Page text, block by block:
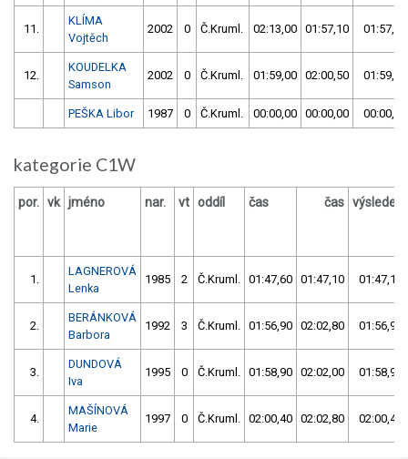
11.
KLÍMA
Vojtěch
2002 0 Č.Kruml. 02:13,00 01:57,10 01:57,10
12.
KOUDELKA
Samson
2002 0 Č.Kruml. 01:59,00 02:00,50 01:59,00
PEŠKA Libor 1987 0 Č.Kruml. 00:00,00 00:00,00 00:00,00
kategorie C1W
por. vk jméno nar. vt oddíl čas čas výsledek
1.
LAGNEROVÁ
Lenka
1985 2 Č.Kruml. 01:47,60 01:47,10 01:47,10
2.
BERÁNKOVÁ
Barbora
1992 3 Č.Kruml. 01:56,90 02:02,80 01:56,90
3.
DUNDOVÁ
Iva
1995 0 Č.Kruml. 01:58,90 02:02,00 01:58,90
4.
MAŠÍNOVÁ
Marie
1997 0 Č.Kruml. 02:00,40 02:02,80 02:00,40